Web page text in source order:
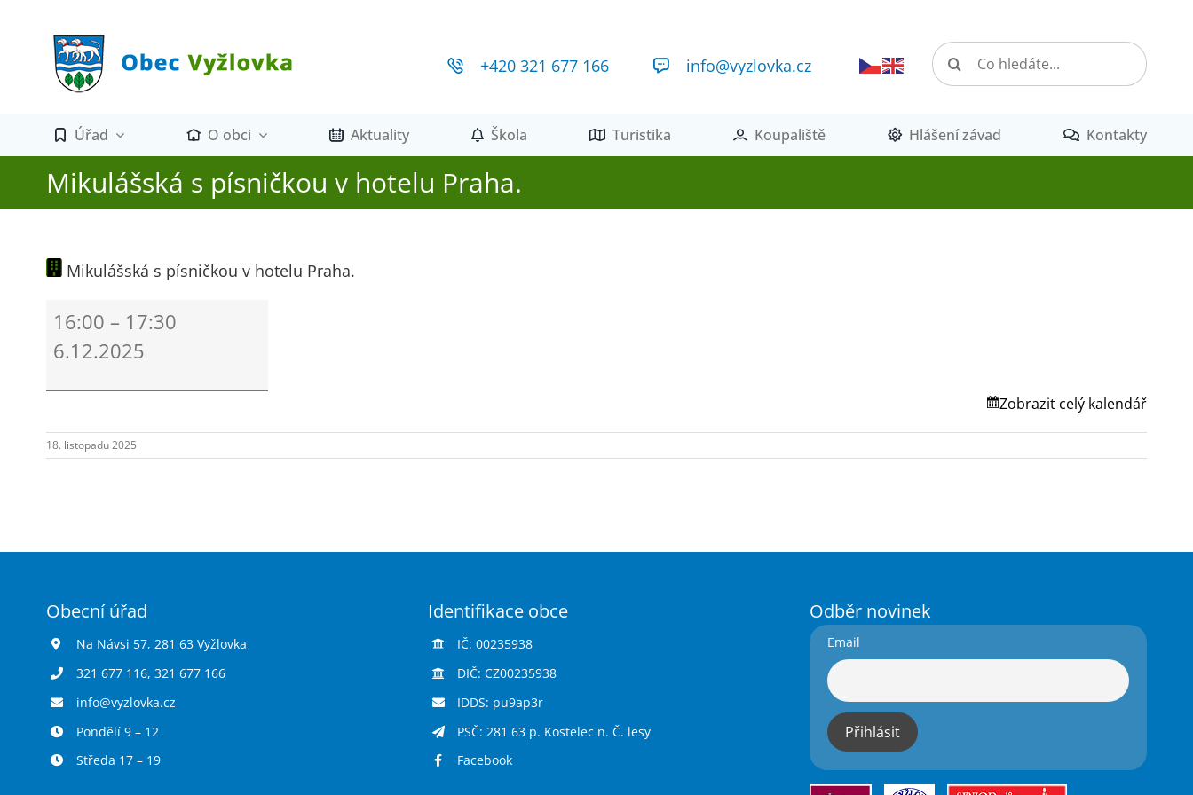
+420 321 677 166 info@vyzlovka.cz
Hledat:
Úřad O obci Aktuality Škola Turistika Koupaliště Hlášení závad Kontakty
Mikulášská s písničkou v hotelu Praha.
Mikulášská s písničkou v hotelu Praha.
písničkou
hotelu
16:00 – 17:30
6.12.2025
Zobrazit celý kalendář
18. listopadu 2025
Obecní úřad
Na Návsi 57, 281 63 Vyžlovka
321 677 116, 321 677 166
info@vyzlovka.cz
Pondělí 9 – 12
Středa 17 – 19
Identifikace obce
IČ: 00235938
DIČ: CZ00235938
IDDS: pu9ap3r
PSČ: 281 63 p. Kostelec n. Č. lesy
Facebook
Odběr novinek
Email